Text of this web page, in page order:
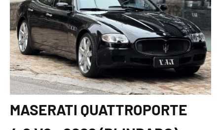
MASERATI QUATTROPORTE